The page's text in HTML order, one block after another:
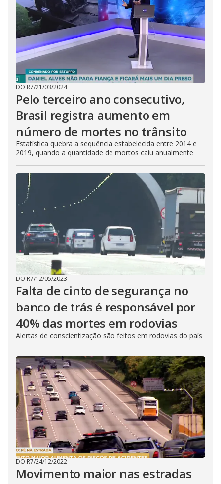
DO R7/21/03/2024
Pelo terceiro ano consecutivo,
Brasil registra aumento em
número de mortes no trânsito
Estatística quebra a sequência estabelecida entre 2014 e
2019, quando a quantidade de mortos caiu anualmente
DO R7/12/05/2023
Falta de cinto de segurança no
banco de trás é responsável por
40% das mortes em rodovias
Alertas de conscientização são feitos em rodovias do país
DO R7/24/12/2022
Movimento maior nas estradas